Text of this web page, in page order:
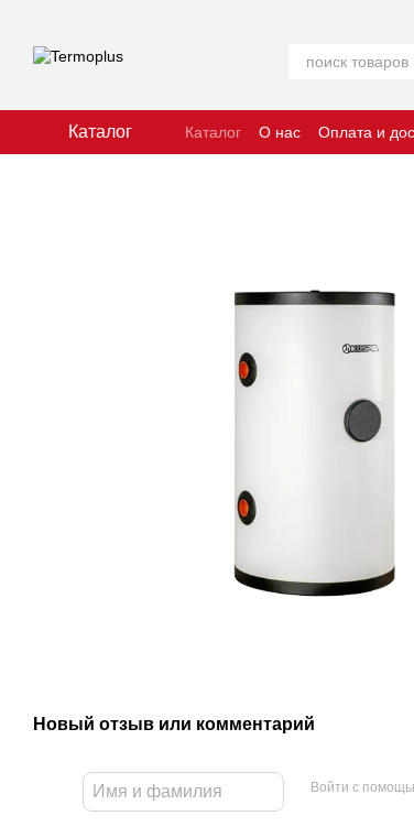
Каталог Каталог О нас Оплата и
Новый отзыв или комментарий
Войти с